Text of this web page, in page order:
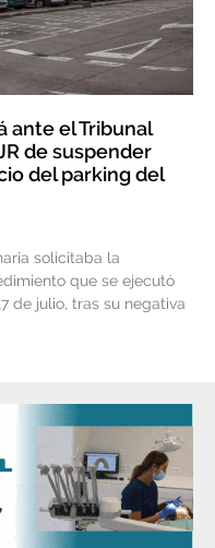
ante el Tribunal
de suspender
del parking del
solicitaba la
que se ejecutó
de julio, tras su negativa